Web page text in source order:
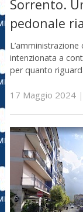
Sorrento.
pedonale
intenzionata a
per quanto
17 Maggio 2024|